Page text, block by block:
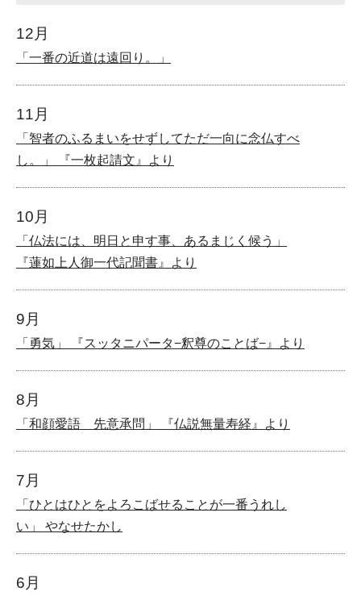
12月
「一番の近道は遠回り。」
11月
「智者のふるまいをせずしてただ一向に念仏すべ
し。」 『一枚起請文』より
10月
「仏法には、明日と申す事、あるまじく候う」
『蓮如上人御一代記聞書』より
9月
「勇気」 『スッタニパータ−釈尊のことば−』より
8月
「和顔愛語 先意承問」 『仏説無量寿経』より
7月
「ひとはひとをよろこばせることが一番うれし
い」 やなせたかし
6月